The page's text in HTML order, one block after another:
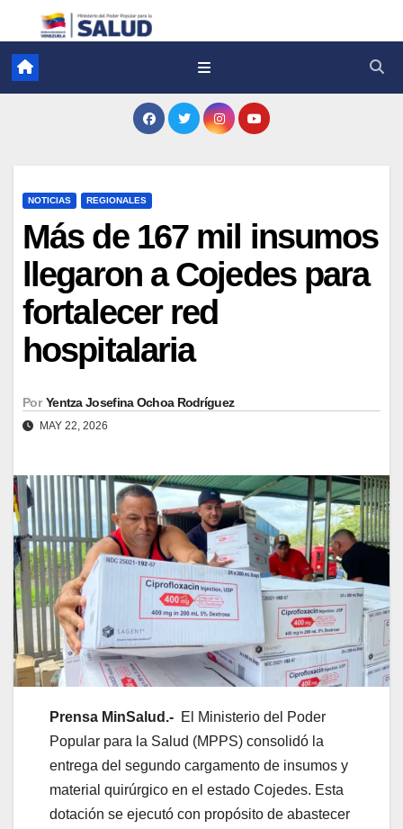
NOTICIAS REGIONALES
​Más de 167 mil insumos
llegaron a Cojedes para
fortalecer red
hospitalaria
Por Yentza Josefina Ochoa Rodríguez
MAY 22, 2026
Prensa MinSalud.- El Ministerio del Poder
Popular para la Salud (MPPS) consolidó la
entrega del segundo cargamento de insumos y
material quirúrgico en el estado Cojedes. Esta
dotación se ejecutó con propósito de abastecer